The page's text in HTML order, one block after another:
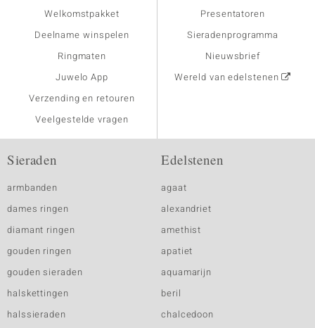
Welkomstpakket
Deelname winspelen
Ringmaten
Juwelo App
Verzending en retouren
Veelgestelde vragen
Presentatoren
Sieradenprogramma
Nieuwsbrief
Wereld van edelstenen
Sieraden
armbanden
dames ringen
diamant ringen
gouden ringen
gouden sieraden
halskettingen
halssieraden
Edelstenen
agaat
alexandriet
amethist
apatiet
aquamarijn
beril
chalcedoon